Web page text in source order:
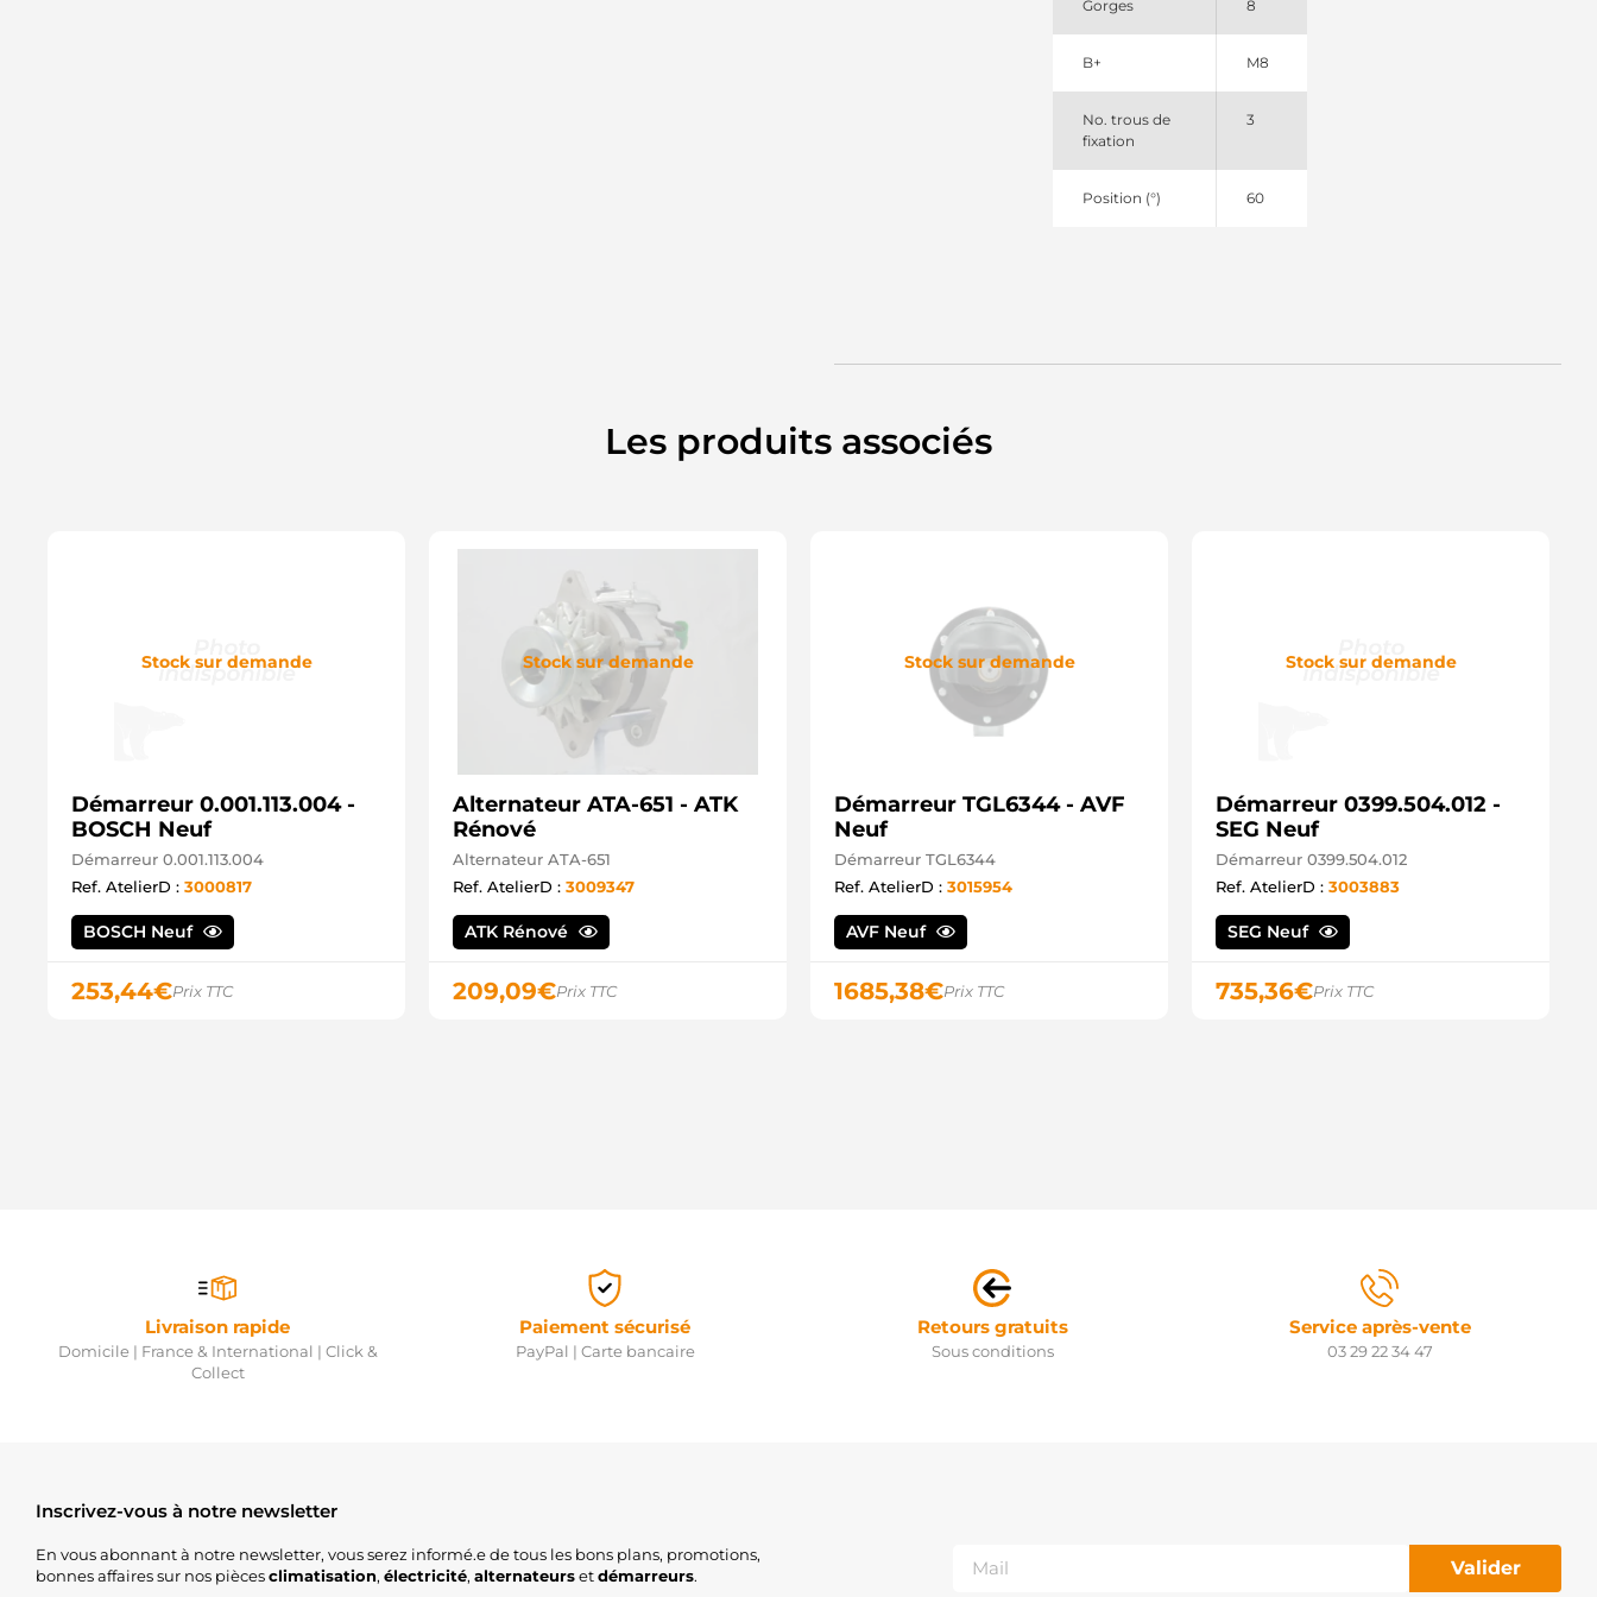
Gorges 8
B+ M8
No. trous de
fixation
3
Position (°) 60
Les produits associés
Stock sur demande
Démarreur 0.001.113.004 -
BOSCH Neuf
Démarreur 0.001.113.004
Ref. AtelierD : 3000817
BOSCH Neuf
253,44€Prix TTC
Stock sur demande
Alternateur ATA-651 - ATK
Rénové
Alternateur ATA-651
Ref. AtelierD : 3009347
ATK Rénové
209,09€Prix TTC
Stock sur demande
Démarreur TGL6344 - AVF
Neuf
Démarreur TGL6344
Ref. AtelierD : 3015954
AVF Neuf
1685,38€Prix TTC
Stock sur demande
Démarreur 0399.504.012 -
SEG Neuf
Démarreur 0399.504.012
Ref. AtelierD : 3003883
SEG Neuf
735,36€Prix TTC
Livraison rapide
Domicile | France & International | Click &
Collect
Paiement sécurisé
PayPal | Carte bancaire
Retours gratuits
Sous conditions
Service après-vente
03 29 22 34 47
Inscrivez-vous à notre newsletter
En vous abonnant à notre newsletter, vous serez informé.e de tous les bons plans, promotions,
bonnes affaires sur nos piècesclimatisation, électricité, alternateursetdémarreurs. Valider